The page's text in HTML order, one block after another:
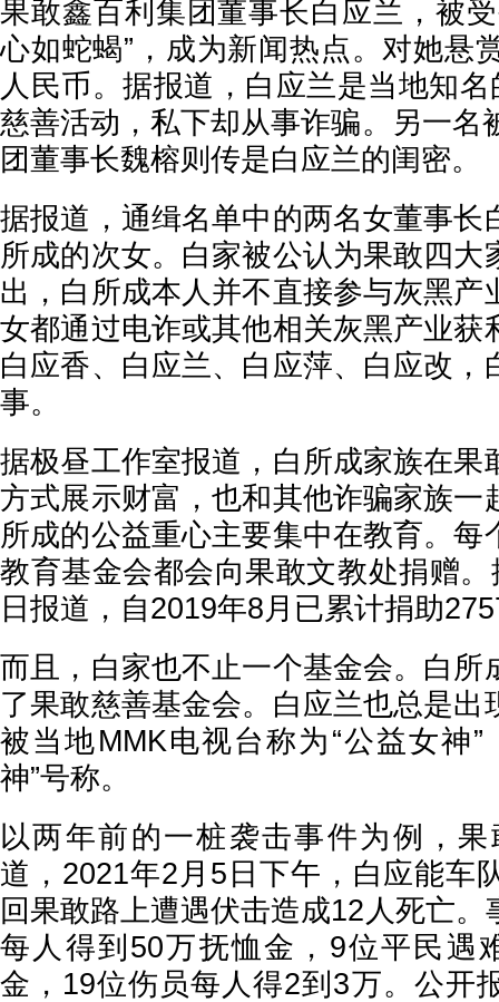
果敢鑫百利集团董事长白应兰，被
心如蛇蝎”，成为新闻热点。对她悬
人民币。据报道，白应兰是当地知名
慈善活动，私下却从事诈骗。另一名
团董事长魏榕则传是白应兰的闺密。
据报道，通缉名单中的两名女董事长
所成的次女。白家被公认为果敢四大
出，白所成本人并不直接参与灰黑产
女都通过电诈或其他相关灰黑产业获
白应香、白应兰、白应萍、白应改，
事。
据极昼工作室报道，白所成家族在果
方式展示财富，也和其他诈骗家族一
所成的公益重心主要集中在教育。每
教育基金会都会向果敢文教处捐赠
日报道，自2019年8月已累计捐助
而且，白家也不止一个基金会。白所
了果敢慈善基金会。白应兰也总是出
被当地MMK电视台称为“公益女神”
神”号称。
以两年前的一桩袭击事件为例，
道，2021年2月5日下午，白应能车
回果敢路上遭遇伏击造成12人死亡
每人得到50万抚恤金，9位平民遇
金，19位伤员每人得2到3万。公开